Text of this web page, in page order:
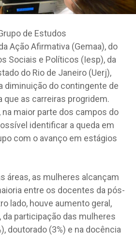
de Estudos
Ação Afirmativa (Gemaa), do
Sociais e Políticos (Iesp), da
do Rio de Janeiro (Uerj),
diminuição do contingente de
que as carreiras progridem.
maior parte dos campos do
identificar a queda em
com o avanço em estágios
áreas, as mulheres alcançam
entre os docentes da pós-
lado, houve aumento geral,
da participação das mulheres
doutorado (3%) e na docência